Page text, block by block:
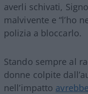
averli schivati,
malvivente e “l’ho
polizia a bloccarlo.
Stando sempre al
donne colpite
nell’impatto